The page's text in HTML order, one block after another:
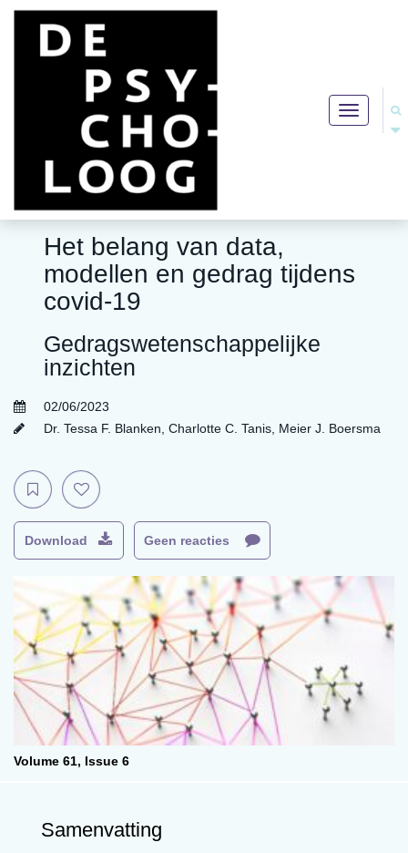
Toggle
navigation
Het belang van data,
modellen en gedrag tijdens
covid-19
Gedragswetenschappelijke
inzichten
02/06/2023
Dr. Tessa F. Blanken Charlotte C. Tanis Meier J. Boersma
Download Geen reacties
Volume 61, Issue 6
Samenvatting